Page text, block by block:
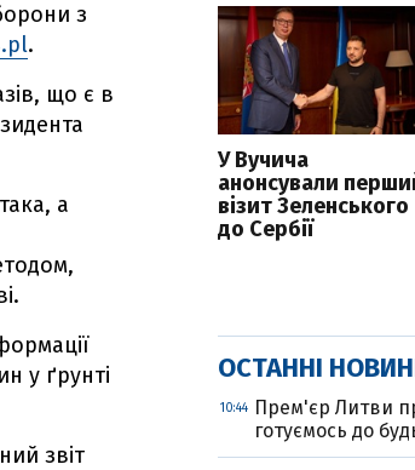
з
.
що є в
а
у ґрунті
звіт
У Вучича
анонсували
візит Зеленського
до Сербії
ОСТАННІ
10:44
Прем'єр Литви
готуємось до